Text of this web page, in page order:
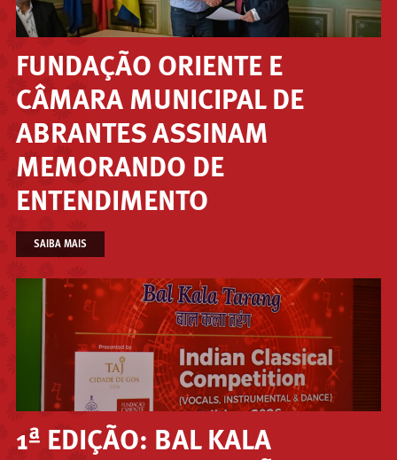
FUNDAÇÃO ORIENTE E
CÂMARA MUNICIPAL DE
ABRANTES ASSINAM
MEMORANDO DE
ENTENDIMENTO
SAIBA MAIS
1ª EDIÇÃO: BAL KALA